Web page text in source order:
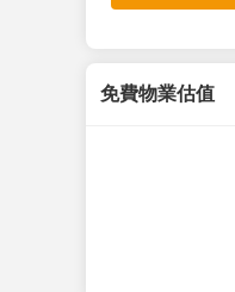
免費物業估值